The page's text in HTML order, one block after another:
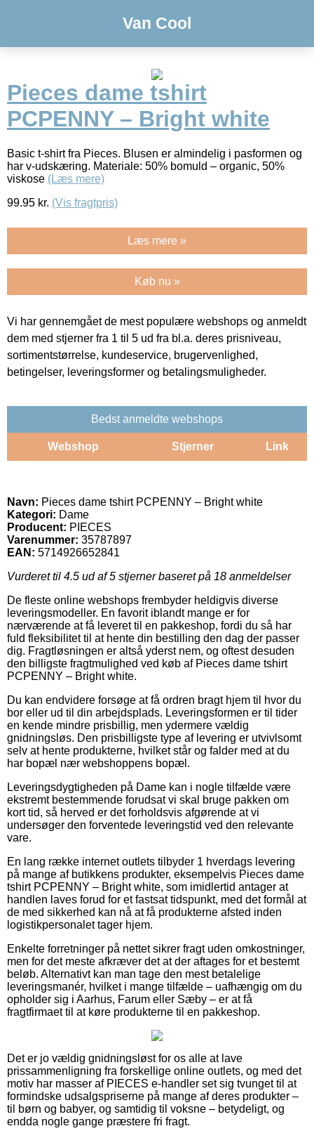
Van Cool
Pieces dame tshirt
PCPENNY – Bright white
Basic t-shirt fra Pieces. Blusen er almindelig i pasformen og
har v-udskæring. Materiale: 50% bomuld – organic, 50%
viskose (Læs mere)
99.95 kr. (Vis fragtpris)
Læs mere »
Køb nu »
Vi har gennemgået de mest populære webshops og anmeldt
dem med stjerner fra 1 til 5 ud fra bl.a. deres prisniveau,
sortimentstørrelse, kundeservice, brugervenlighed,
betingelser, leveringsformer og betalingsmuligheder.
Bedst anmeldte webshops
Webshop Stjerner Link
Navn: Pieces dame tshirt PCPENNY – Bright white
Kategori: Dame
Producent: PIECES
Varenummer: 35787897
EAN: 5714926652841
Vurderet til 4.5 ud af 5 stjerner baseret på 18 anmeldelser
De fleste online webshops frembyder heldigvis diverse
leveringsmodeller. En favorit iblandt mange er for
nærværende at få leveret til en pakkeshop, fordi du så har
fuld fleksibilitet til at hente din bestilling den dag der passer
dig. Fragtløsningen er altså yderst nem, og oftest desuden
den billigste fragtmulighed ved køb af Pieces dame tshirt
PCPENNY – Bright white.
Du kan endvidere forsøge at få ordren bragt hjem til hvor du
bor eller ud til din arbejdsplads. Leveringsformen er til tider
en kende mindre prisbillig, men ydermere vældig
gnidningsløs. Den prisbilligste type af levering er utvivlsomt
selv at hente produkterne, hvilket står og falder med at du
har bopæl nær webshoppens bopæl.
Leveringsdygtigheden på Dame kan i nogle tilfælde være
ekstremt bestemmende forudsat vi skal bruge pakken om
kort tid, så herved er det forholdsvis afgørende at vi
undersøger den forventede leveringstid ved den relevante
vare.
En lang række internet outlets tilbyder 1 hverdags levering
på mange af butikkens produkter, eksempelvis Pieces dame
tshirt PCPENNY – Bright white, som imidlertid antager at
handlen laves forud for et fastsat tidspunkt, med det formål at
de med sikkerhed kan nå at få produkterne afsted inden
logistikpersonalet tager hjem.
Enkelte forretninger på nettet sikrer fragt uden omkostninger,
men for det meste afkræver det at der aftages for et bestemt
beløb. Alternativt kan man tage den mest betalelige
leveringsmanér, hvilket i mange tilfælde – uafhængig om du
opholder sig i Aarhus, Farum eller Sæby – er at få
fragtfirmaet til at køre produkterne til en pakkeshop.
Det er jo vældig gnidningsløst for os alle at lave
prissammenligning fra forskellige online outlets, og med det
motiv har masser af PIECES e-handler set sig tvunget til at
formindske udsalgspriserne på mange af deres produkter –
til børn og babyer, og samtidig til voksne – betydeligt, og
endda nogle gange præstere fri fragt.